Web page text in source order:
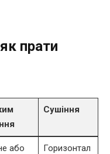
прати
Сушіння
або
Горизонтал